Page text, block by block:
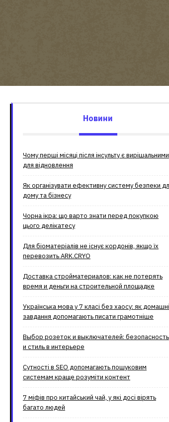
Новини
Чому перші місяці після інсульту є вирішальними
для відновлення
Як організувати ефективну систему безпеки
дому та бізнесу
Чорна ікра: що варто знати перед покупкою
цього делікатесу
Для біоматеріалів не існує кордонів, якщо їх
перевозить ARK.CRYO
Доставка стройматериалов: как не потерять
время и деньги на строительной площадке
Українська мова у 7 класі без хаосу: як домашні
завдання допомагають писати грамотніше
Выбор розеток и выключателей: безопасность
и стиль в интерьере
Сутності в SEO допомагають пошуковим
системам краще розуміти контент
7 міфів про китайський чай, у які досі вірять
багато людей